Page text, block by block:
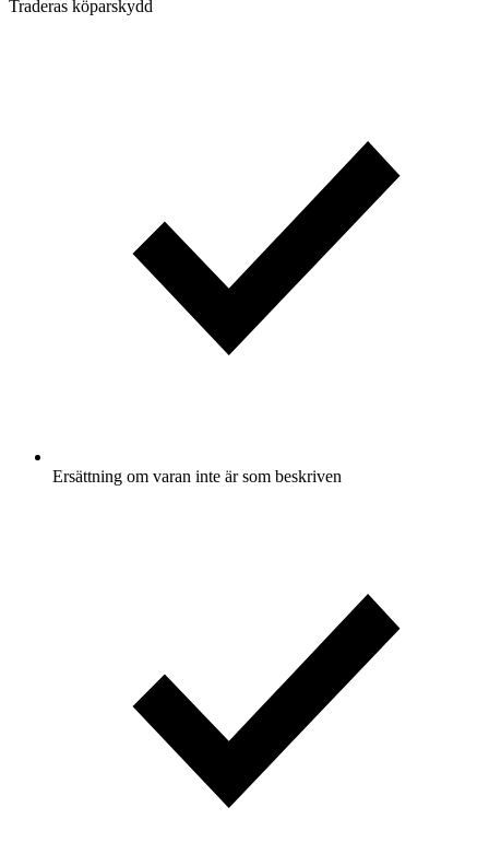
Traderas köparskydd
Ersättning om varan inte är som beskriven